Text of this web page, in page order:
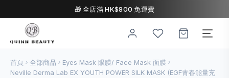
🎁 全店滿 HK$800 免運費
首頁 全部商品
Eyes Mask 眼膜/ Face Mask 面膜
Neville Derma Lab EX YOUTH POWER SILK MASK (EGF青春能量充